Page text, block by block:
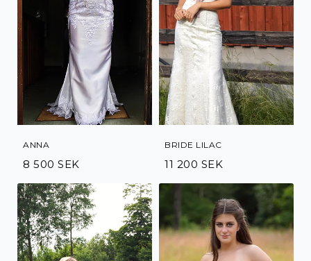
ANNA
8 500 SEK
BRIDE LILAC
11 200 SEK